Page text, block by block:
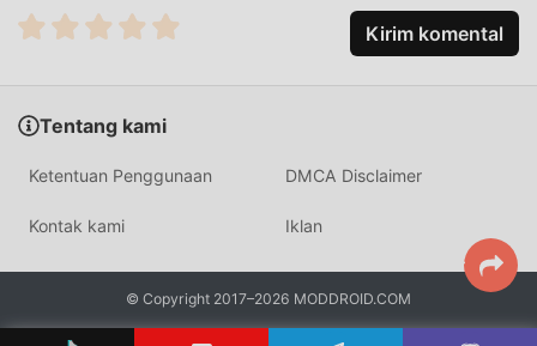
Kirim komental
Tentang kami
Ketentuan Penggunaan DMCA Disclaimer
Kontak kami Iklan
© Copyright 2017–2026 MODDROID.COM